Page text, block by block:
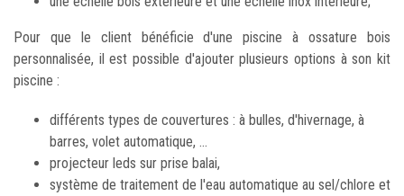
Pour que le client bénéficie d'une piscine à ossature bois
personnalisée, il est possible d'ajouter plusieurs options à son kit
piscine :
différents types de couvertures : à bulles, d'hivernage, à
barres, volet automatique, ...
projecteur leds sur prise balai,
système de traitement de l'eau automatique au sel/chlore et